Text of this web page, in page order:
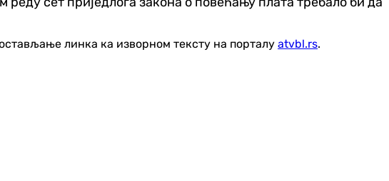
линка ка изворном тексту на порталу atvbl.rs.